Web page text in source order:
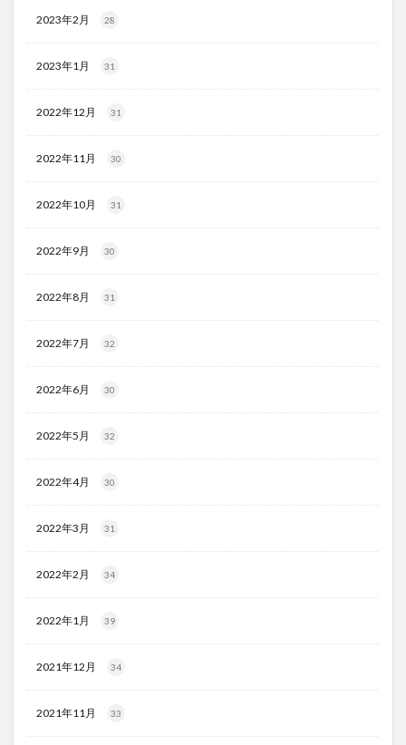
2023年2月 28
2023年1月 31
2022年12月 31
2022年11月 30
2022年10月 31
2022年9月 30
2022年8月 31
2022年7月 32
2022年6月 30
2022年5月 32
2022年4月 30
2022年3月 31
2022年2月 34
2022年1月 39
2021年12月 34
2021年11月 33